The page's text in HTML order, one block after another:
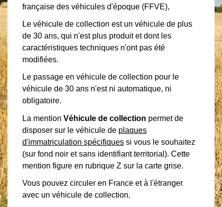
française des véhicules d'époque (FFVE),
Le véhicule de collection est un véhicule de plus
de 30 ans, qui n'est plus produit et dont les
caractéristiques techniques n'ont pas été
modifiées.
Le passage en véhicule de collection pour le
véhicule de 30 ans n'est ni automatique, ni
obligatoire.
La mention Véhicule de collection permet de
disposer sur le véhicule de plaques
d'immatriculation spécifiques si vous le souhaitez
(sur fond noir et sans identifiant territorial). Cette
mention figure en rubrique Z sur la carte grise.
Vous pouvez circuler en France et à l'étranger
avec un véhicule de collection.